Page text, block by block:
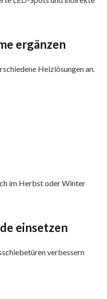
ergänzen
Heizlösungen an.
im Herbst oder Winter
einsetzen
verbessern